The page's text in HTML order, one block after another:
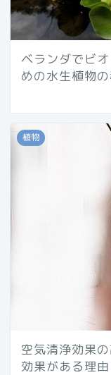
ベランダでビ
めの水生植物
植物
空気清浄効果
効果がある理由